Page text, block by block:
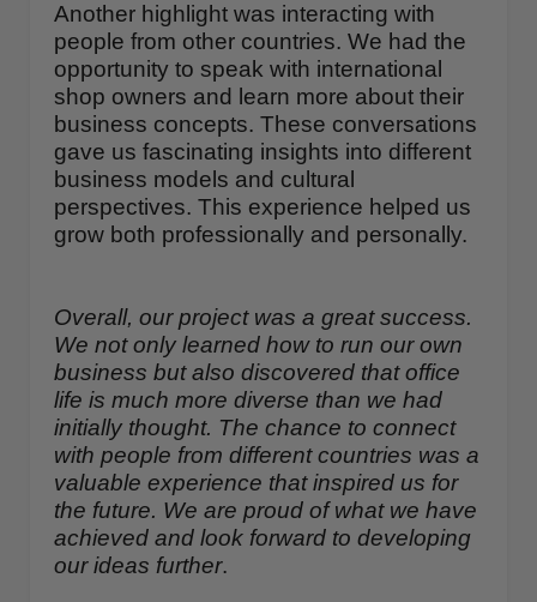
Another highlight was interacting with
people from other countries. We had the
opportunity to speak with international
shop owners and learn more about their
business concepts. These conversations
gave us fascinating insights into different
business models and cultural
perspectives. This experience helped us
grow both professionally and personally.
Overall, our project was a great success.
We not only learned how to run our own
business but also discovered that office
life is much more diverse than we had
initially thought. The chance to connect
with people from different countries was a
valuable experience that inspired us for
the future. We are proud of what we have
achieved and look forward to developing
our ideas further.